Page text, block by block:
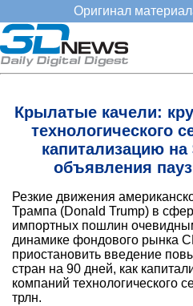
Оригинал
Крылатые качели:
технологического
капитализацию на
объявления
Резкие движения
Трампа (Donald Trump) в
импортных пошлин
динамике фондового рынка
приостановить введение
стран на 90 дней, как
компаний технологического
трлн.